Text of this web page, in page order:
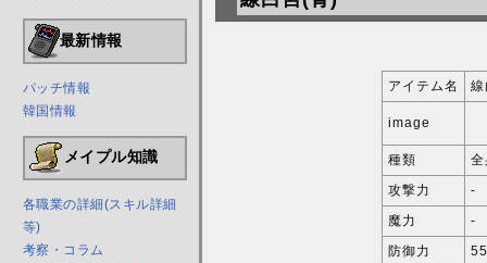
最新情報
パッチ情報
韓国情報
メイプル知識
各職業の詳細(スキル詳細
等)
考察・コラム
アイテム名
image
種類
攻撃力
-
魔力
-
防御力